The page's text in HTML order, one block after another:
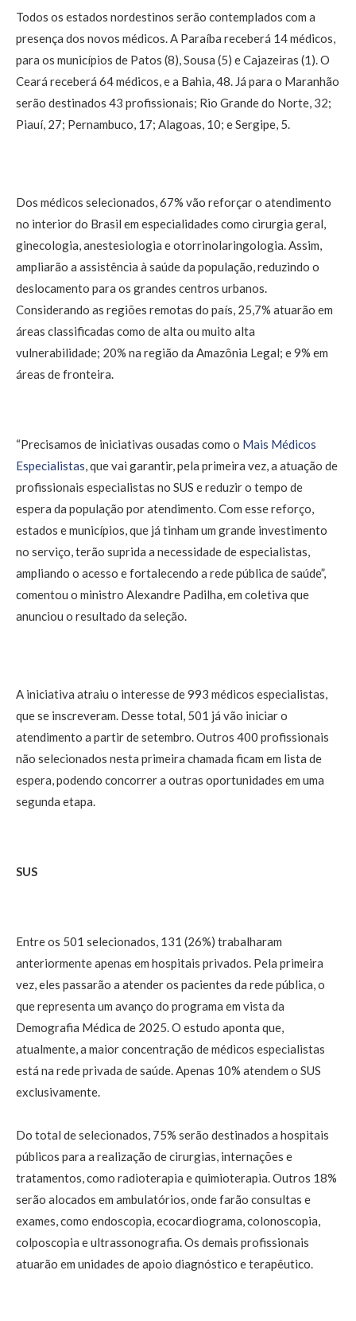
Todos os estados nordestinos serão contemplados com a
presença dos novos médicos.A Paraíba receberá 14 médicos,
para os municípios de Patos (8), Sousa (5) e Cajazeiras (1). O
Ceará receberá 64 médicos, e a Bahia, 48. Já para o Maranhão
serão destinados 43 profissionais; Rio Grande do Norte, 32;
Piauí, 27; Pernambuco, 17; Alagoas, 10; e Sergipe, 5.
Dos médicos selecionados, 67% vão reforçar o atendimento
no interior do Brasil em especialidades como cirurgia geral,
ginecologia, anestesiologia e otorrinolaringologia. Assim,
ampliarão a assistência à saúde da população, reduzindo o
deslocamento para os grandes centros urbanos.
Considerando as regiões remotas do país, 25,7% atuarão em
áreas classificadas como de alta ou muito alta
vulnerabilidade; 20% na região da Amazônia Legal; e 9% em
áreas de fronteira.
“Precisamos de iniciativas ousadas como o Mais Médicos
Especialistas,que vai garantir, pela primeira vez, a atuação de
profissionais especialistas no SUS e reduzir o tempo de
espera da população por atendimento. Com esse reforço,
estados e municípios, que já tinham um grande investimento
no serviço, terão suprida a necessidade de especialistas,
ampliando o acesso e fortalecendo a rede pública de saúde”,
comentou o ministro Alexandre Padilha, em coletiva que
anunciou o resultado da seleção.
A iniciativa atraiu o interesse de 993 médicos especialistas,
que se inscreveram. Desse total, 501 já vão iniciar o
atendimento a partir de setembro. Outros 400 profissionais
não selecionados nesta primeira chamada ficam em lista de
espera, podendo concorrer a outras oportunidades em uma
segunda etapa.
SUS
Entre os 501 selecionados, 131 (26%) trabalharam
anteriormente apenas em hospitais privados. Pela primeira
vez, eles passarão a atender os pacientes da rede pública, o
que representa um avanço do programa em vista da
Demografia Médica de 2025. O estudo aponta que,
atualmente, a maior concentração de médicos especialistas
está na rede privada de saúde. Apenas 10% atendem o SUS
exclusivamente.
Do total de selecionados, 75% serão destinados a hospitais
públicos para a realização de cirurgias, internações e
tratamentos, como radioterapia e quimioterapia. Outros 18%
serão alocados em ambulatórios, onde farão consultas e
exames, como endoscopia, ecocardiograma, colonoscopia,
colposcopia e ultrassonografia. Os demais profissionais
atuarão em unidades de apoio diagnóstico e terapêutico.